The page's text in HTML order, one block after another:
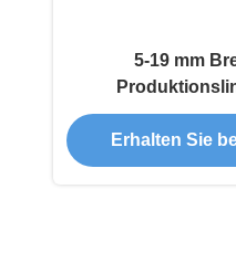
5-19 mm
Erhalten Sie